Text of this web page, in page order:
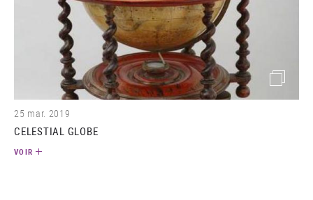
(image)
25 mar. 2019
CELESTIAL GLOBE
VOIR